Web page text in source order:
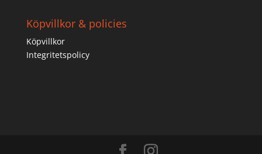
Köpvillkor & policies
Köpvillkor
Integritetspolicy